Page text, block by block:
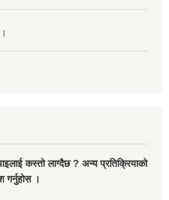
कस्तो लाग्दैछ ? अन्य प्रतिक्रियाको
गर्नुहोस ।